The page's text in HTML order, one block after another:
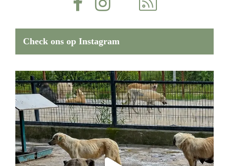
Check ons op Instagram